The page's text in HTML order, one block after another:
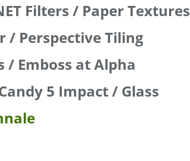
Filters / Paper Textures
/ Perspective Tiling
/ Emboss at Alpha
5 Impact / Glass